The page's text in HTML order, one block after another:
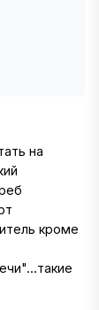
на
кроме